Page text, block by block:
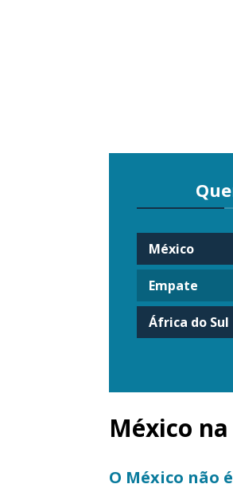
México
Empate
África do Sul
México
O México não